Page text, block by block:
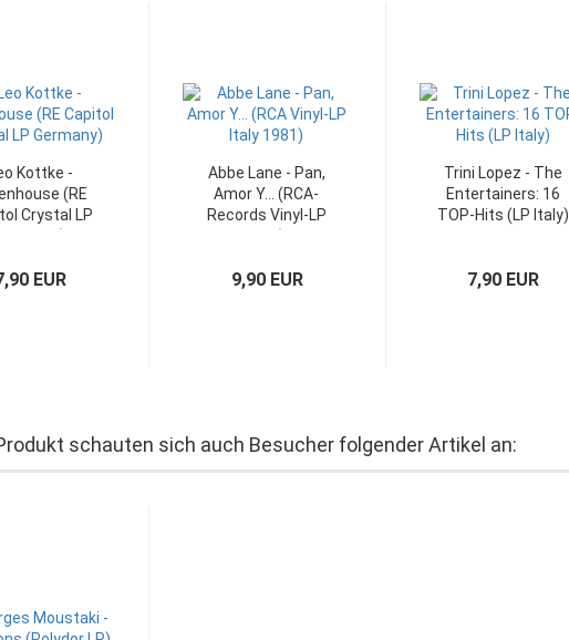
Kottke -
(RE
Crystal LP
EUR
Abbe Lane - Pan,
Amor Y... (RCA-
Records Vinyl-LP
9,90 EUR
Trini Lopez - The
Entertainers: 16
TOP-Hits (LP Italy)
7,90 EUR
schauten sich auch Besucher folgender Artikel an: